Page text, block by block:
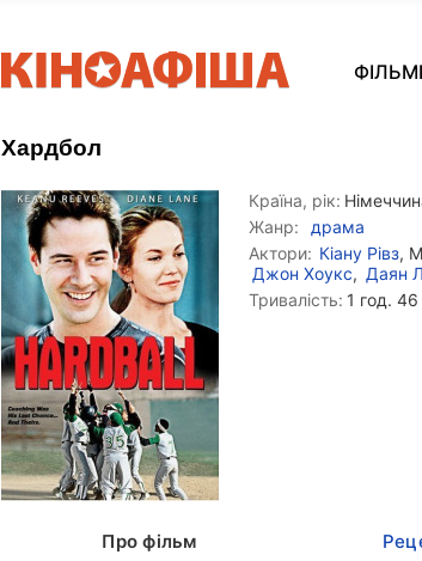
Хардбол
Країна, рік:
Жанр:
драма
Актори: Кіану Рівз,
Джон Хоукс, Даян
Тривалість: 1 год. 46
Про фільм